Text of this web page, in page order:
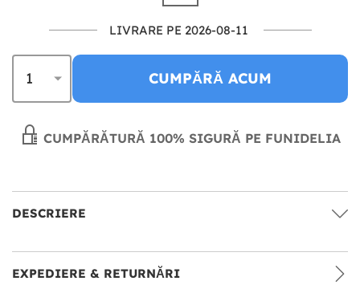
LIVRARE PE 2026-08-11
CUMPĂRĂ ACUM
CUMPĂRĂTURĂ 100% SIGURĂ PE FUNIDELIA
DESCRIERE
EXPEDIERE & RETURNĂRI